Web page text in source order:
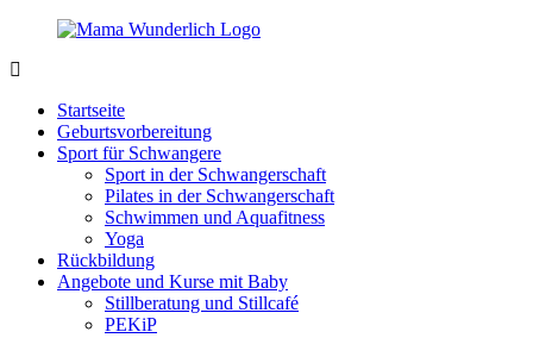
Zurück
Inhalt
sein
wunderbar!
Startseite
Geburtsvorbereitung
Sport für Schwangere
Sport in der Schwangerschaft
Pilates in der Schwangerschaft
Schwimmen und Aquafitness
Yoga
Rückbildung
Angebote und Kurse mit Baby
Stillberatung und Stillcafé
PEKiP